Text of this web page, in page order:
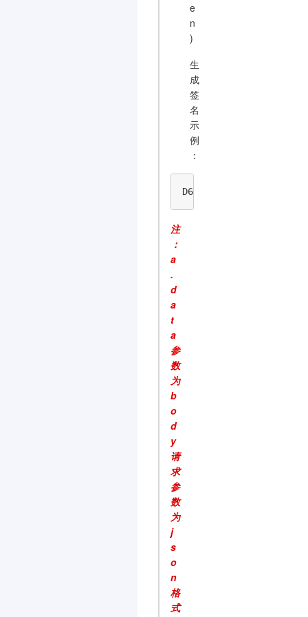
e
n
)
生
成
签
名
示
例
：
注
：
a
.
d
a
t
a
参
数
为
b
o
d
y
请
求
参
数
为
j
s
o
n
格
式